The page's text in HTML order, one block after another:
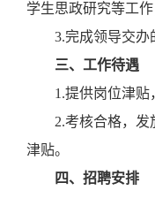
学生思政研究等工作
3.完成领导交办
三、工作待遇
1.提供岗位津贴
2.考核合格，
津贴。
四、招聘安排